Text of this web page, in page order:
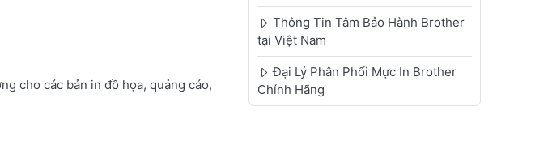
cho các bản in đồ họa, quảng cáo,
Thông Tin Tâm Bảo Hành Brother
tại Việt Nam
Đại Lý Phân Phối Mực In Brother
Chính Hãng